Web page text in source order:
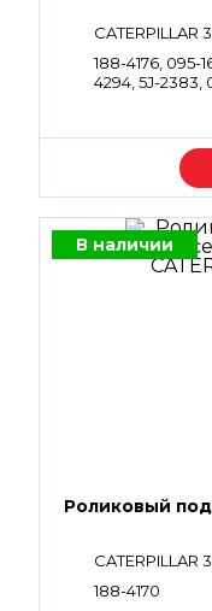
CATERPILLAR
188-4176, 095-
4294, 5J-2383,
В наличии
Роликовый
CATERPILLAR
188-4170